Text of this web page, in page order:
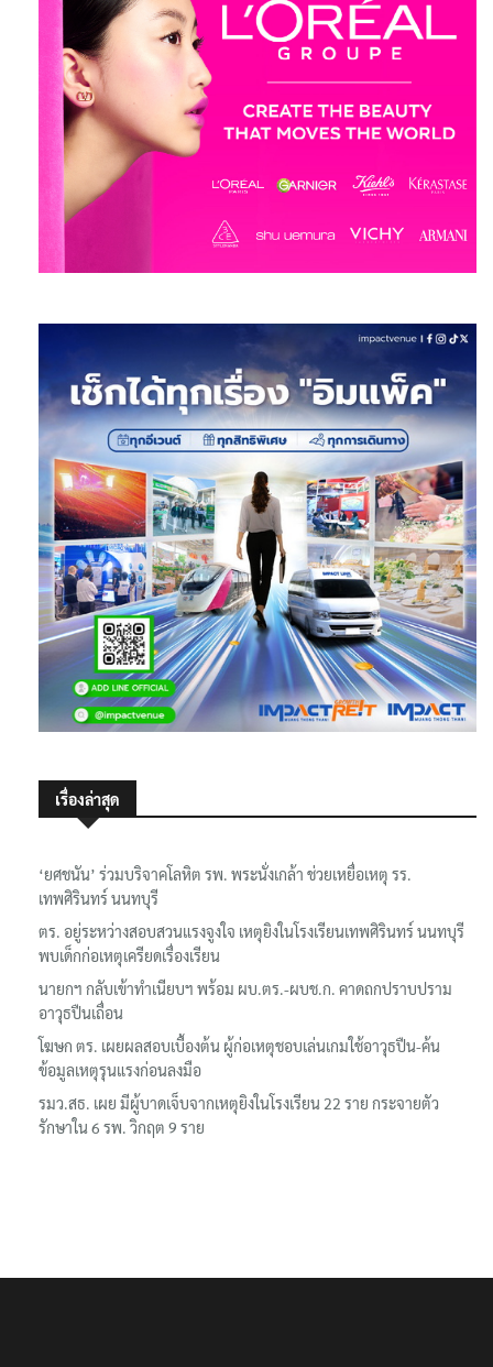
เรื่องล่าสุด
‘ยศชนัน’ ร่วมบริจาคโลหิต รพ. พระนั่งเกล้า ช่วยเหยื่อเหตุ รร.
เทพศิรินทร์ นนทบุรี
ตร. อยู่ระหว่างสอบสวนแรงจูงใจ เหตุยิงในโรงเรียนเทพศิรินทร์ นนทบุรี
พบเด็กก่อเหตุเครียดเรื่องเรียน
นายกฯ กลับเข้าทำเนียบฯ พร้อม ผบ.ตร.-ผบช.ก. คาดถกปราบปราม
อาวุธปืนเถื่อน
โฆษก ตร. เผยผลสอบเบื้องต้น ผู้ก่อเหตุชอบเล่นเกมใช้อาวุธปืน-ค้น
ข้อมูลเหตุรุนแรงก่อนลงมือ
รมว.สธ. เผย มีผู้บาดเจ็บจากเหตุยิงในโรงเรียน 22 ราย กระจายตัว
รักษาใน 6 รพ. วิกฤต 9 ราย